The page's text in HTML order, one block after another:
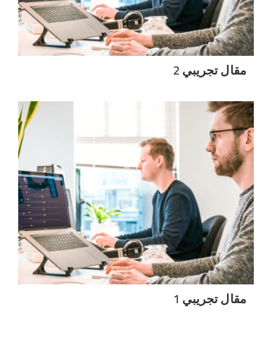
مقال تجريبي 2
مقال تجريبي 1